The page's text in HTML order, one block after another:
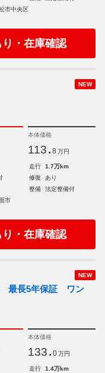
市中央区
り・在庫確認
NEW
本体価格
113. 8 万円
走行
1.7万km
修復
あり
整備
法定整備付
市
り・在庫確認
NEW
最長5年保証 ワン
本体価格
133. 0 万円
走行
1.4万km